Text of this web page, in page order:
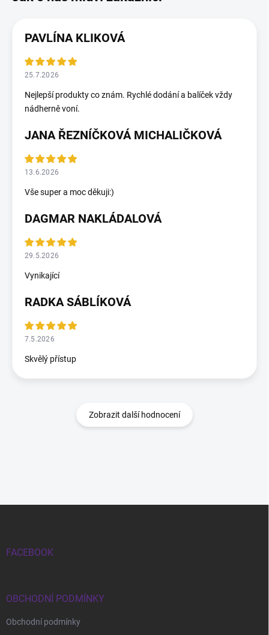
PAVLÍNA KLIKOVÁ
25.7.2026
Nejlepší produkty co znám. Rychlé dodání a balíček vždy
nádherně voní.
JANA ŘEZNÍČKOVÁ MICHALIČKOVÁ
13.6.2026
Vše super a moc děkuji:)
DAGMAR NAKLÁDALOVÁ
29.5.2026
Vynikající
RADKA SÁBLÍKOVÁ
7.5.2026
Skvělý přístup
Zobrazit další hodnocení
FACEBOOK
OBCHODNÍ PODMÍNKY
Obchodní podmínky